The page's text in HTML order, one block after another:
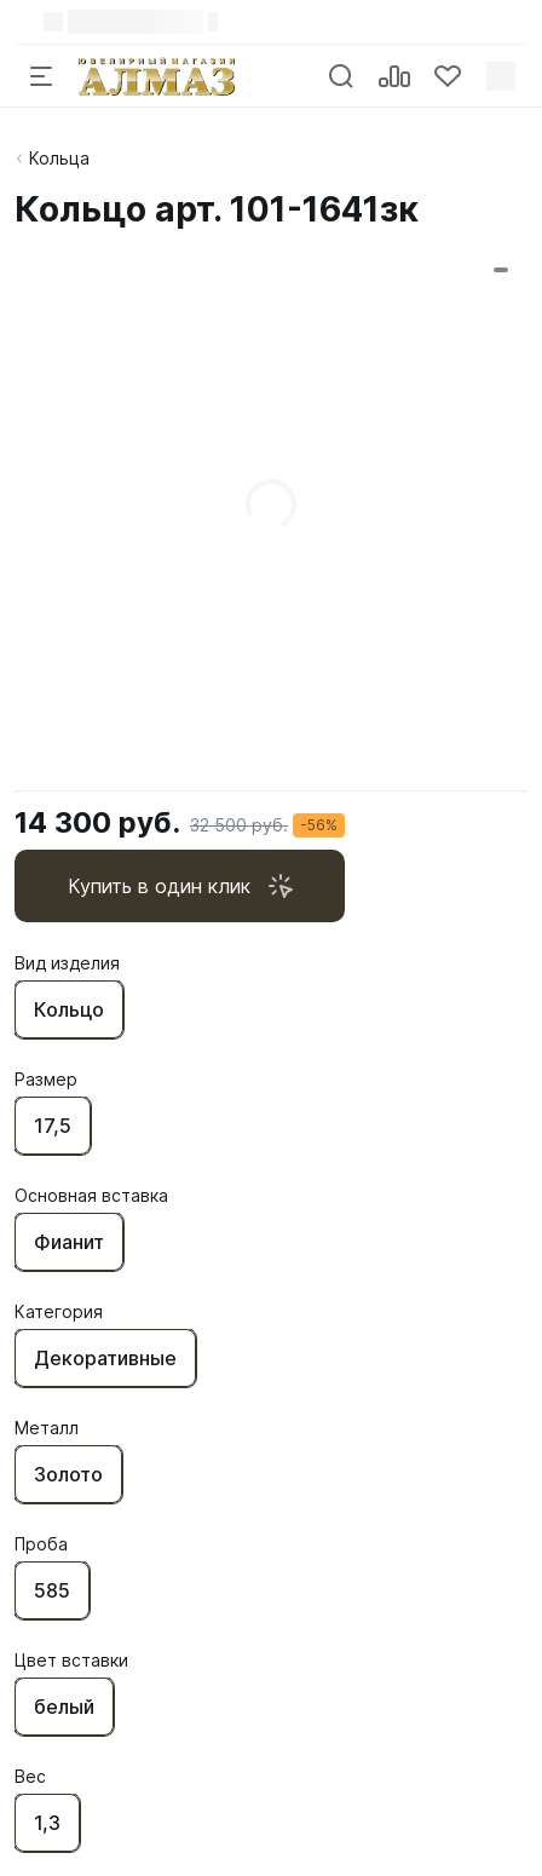
Кольца
Кольцо арт. 101-1641зк
14 300 руб. 32 500 руб. -56%
Купить в один клик
Вид изделия
Кольцо
Размер
17,5
Основная вставка
Фианит
Категория
Декоративные
Металл
Золото
Проба
585
Цвет вставки
белый
Вес
1,3